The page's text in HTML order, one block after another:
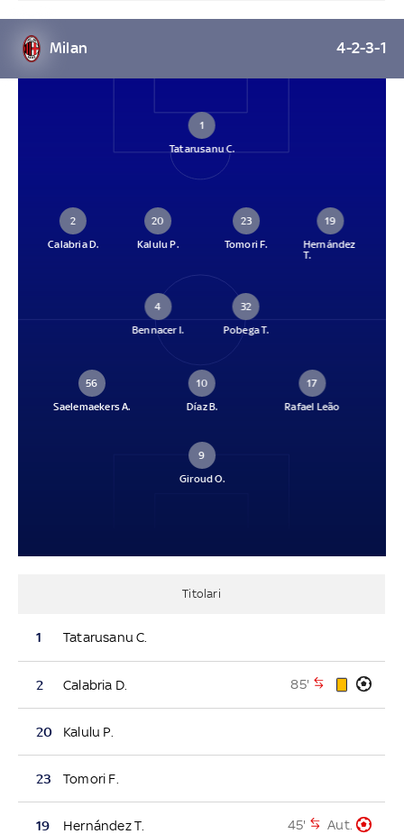
Milan 4-2-3-1
1
Tatarusanu C.
2
Calabria D.
20
Kalulu P.
23
Tomori F.
19
Hernández
T.
4
Bennacer I.
32
Pobega T.
56
Saelemaekers A.
10
Díaz B.
17
Rafael Leão
9
Giroud O.
Titolari
1 Tatarusanu C.
2 Calabria D. 85'
20 Kalulu P.
23 Tomori F.
19 Hernández T. 45' Aut.